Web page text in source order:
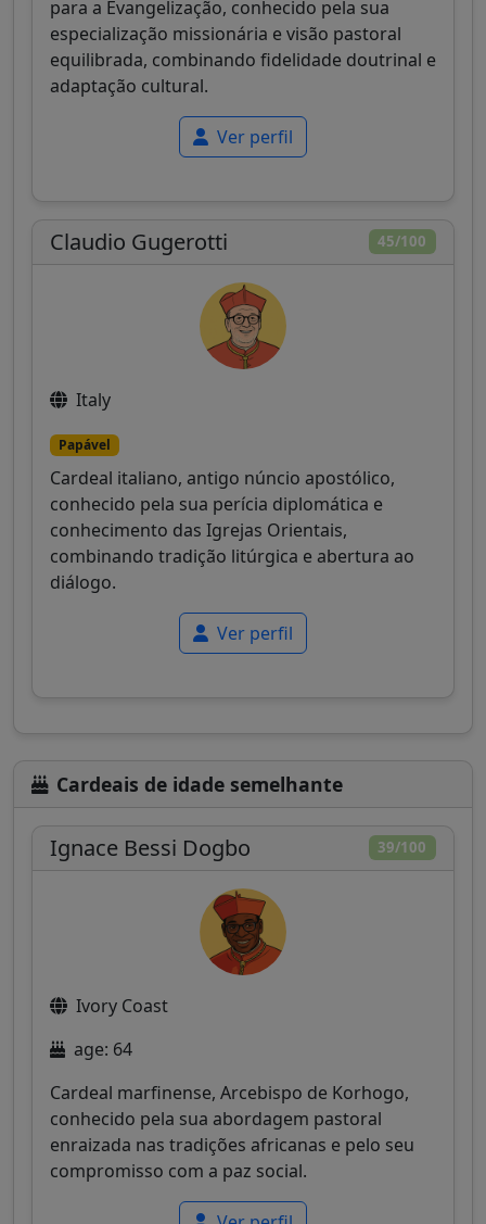
para a Evangelização, conhecido pela sua
especialização missionária e visão pastoral
equilibrada, combinando fidelidade doutrinal e
adaptação cultural.
Ver perfil
45/100
Claudio Gugerotti
Italy
Papável
Cardeal italiano, antigo núncio apostólico,
conhecido pela sua perícia diplomática e
conhecimento das Igrejas Orientais,
combinando tradição litúrgica e abertura ao
diálogo.
Ver perfil
Cardeais de idade semelhante
39/100
Ignace Bessi Dogbo
Ivory Coast
age: 64
Cardeal marfinense, Arcebispo de Korhogo,
conhecido pela sua abordagem pastoral
enraizada nas tradições africanas e pelo seu
compromisso com a paz social.